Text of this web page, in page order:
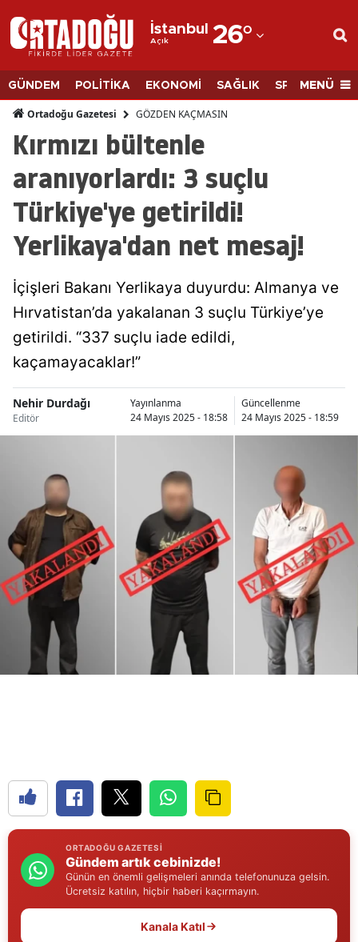
İstanbul
Açık 26°
Adana
Adıyaman
Afyonkarahisar
Ağrı
Amasya
Ankara
Antalya
Aydın
Balıkesir
Bingöl
Bolu
Burdur
Bursa
Çanakkale
Çankırı
Çorum
Denizli
Erzincan
Eskişehir
Gaziantep
Giresun
GÜNDEM POLİTİKA EKONOMİ SAĞLIK SPORMENÜ
Ortadoğu Gazetesi GÖZDEN KAÇMASIN
Kırmızı bültenle
aranıyorlardı: 3 suçlu
Türkiye'ye getirildi!
Yerlikaya'dan net mesaj!
İçişleri Bakanı Yerlikaya duyurdu: Almanya ve
Hırvatistan’da yakalanan 3 suçlu Türkiye’ye
getirildi. “337 suçlu iade edildi,
kaçamayacaklar!”
Nehir Durdağı
Editör
Yayınlanma
24 Mayıs 2025 - 18:58
Güncellenme
24 Mayıs 2025 - 18:59
ORTADOĞU GAZETESI
Gündem artık cebinizde!
Günün en önemli gelişmeleri anında telefonunuza gelsin.
Ücretsiz katılın, hiçbir haberi kaçırmayın.
Kanala Katıl